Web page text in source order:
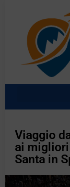
Viaggio
ai
Santa in